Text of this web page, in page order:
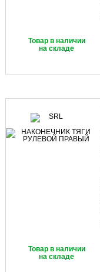
Товар в наличии
на складе
Товар в наличии
на складе